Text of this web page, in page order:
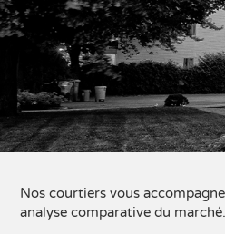
Nos courtiers vous
analyse comparative du marché.